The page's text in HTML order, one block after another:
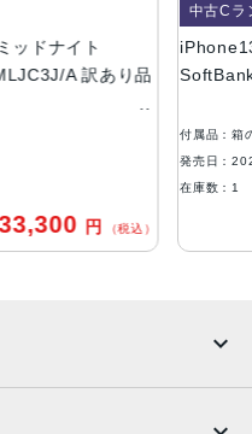
・140g
ーンOLEDディスプレイ
級（最大水深6メートルで
間）
ジタルズーム
ッドナイト
A 訳あり品
円 （税込）
中古Cラ
付属品：箱
発売日：
在庫数：1